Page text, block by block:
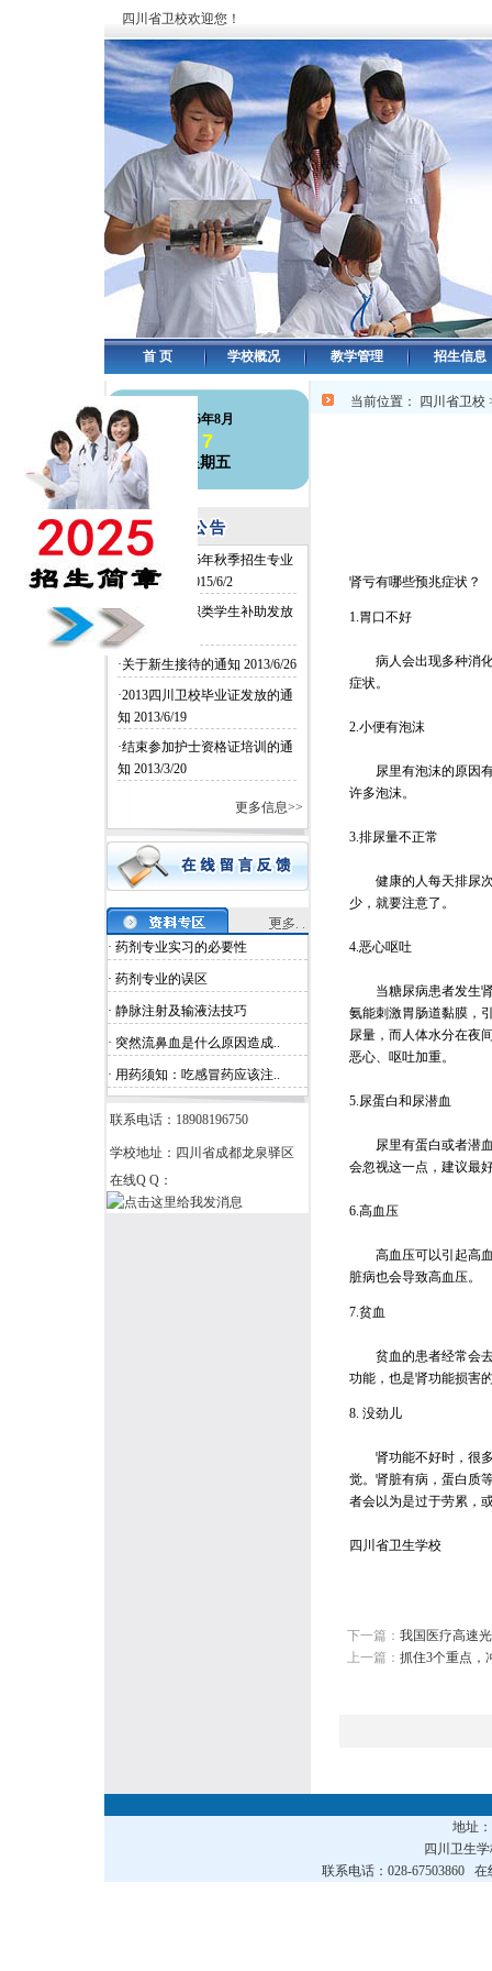
四川省卫校欢迎您！
首 页 学校概况 教学管理 招生信息
126年8月
7
星期五
·四川卫校2015年秋季招生专业
和名额确定
2015/6/2
·四川卫校中职类学生补助发放
2014/6/26
·关于新生接待的通知 2013/6/26
·2013四川卫校毕业证发放的通
知 2013/6/19
·结束参加护士资格证培训的通
知 2013/3/20
更多信息>>
· 药剂专业实习的必要性
· 药剂专业的误区
· 静脉注射及输液法技巧
· 突然流鼻血是什么原因造成..
· 用药须知：吃感冒药应该注..
联系电话：18908196750
学校地址：四川省成都龙泉驿区
在线Q Q：
当前位置： 四川省卫校
肾亏有哪些预兆症状？
1.胃口不好
病人会出现多种消化
症状。
2.小便有泡沫
尿里有泡沫的原因有
许多泡沫。
3.排尿量不正常
健康的人每天排尿次
少，就要注意了。
4.恶心呕吐
当糖尿病患者发生肾
氨能刺激胃肠道黏膜，
尿量，而人体水分在夜
恶心、呕吐加重。
5.尿蛋白和尿潜血
尿里有蛋白或者潜血
会忽视这一点，建议最
6.高血压
高血压可以引起高血
脏病也会导致高血压。
7.贫血
贫血的患者经常会去
功能，也是肾功能损害
8. 没劲儿
肾功能不好时，很多
觉。肾脏有病，蛋白质
者会以为是过于劳累，
四川省卫生学校
下一篇： 我国医疗高速
上一篇： 抓住3个重点，
地址
四川卫生
联系电话：028-67503860